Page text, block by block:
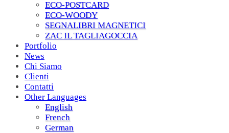
ECO-POSTCARD
ECO-WOODY
SEGNALIBRI MAGNETICI
ZAC IL TAGLIAGOCCIA
Portfolio
News
Chi Siamo
Clienti
Contatti
Other Languages
English
French
German